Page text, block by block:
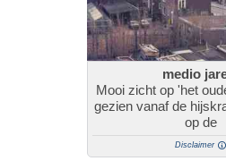
medio
Mooi zicht op 'het
gezien vanaf de
op de
Disclaimer